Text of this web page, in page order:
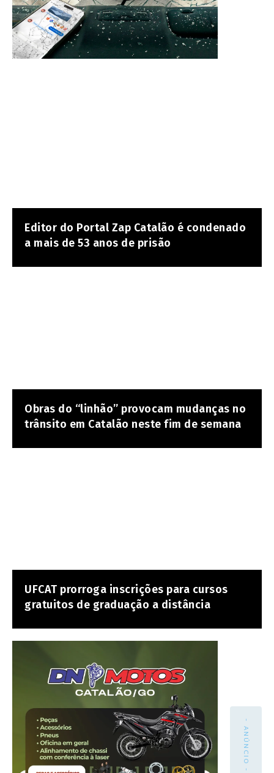
Editor do Portal Zap Catalão é condenado
a mais de 53 anos de prisão
Obras do “linhão” provocam mudanças no
trânsito em Catalão neste fim de semana
UFCAT prorroga inscrições para cursos
gratuitos de graduação a distância
- ANÚNCIO -